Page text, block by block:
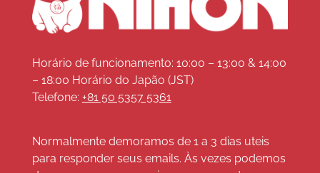
Horário de funcionamento: 10:00 – 13:00 & 14:00
– 18:00 Horário do Japão (JST)
Telefone: +81 50 5357 5361
Normalmente demoramos de 1 a 3 dias uteis
para responder seus emails. Às vezes podemos